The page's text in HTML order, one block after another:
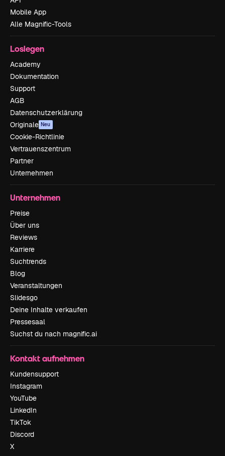
Mobile App
Alle Magnific-Tools
Loslegen
Academy
Dokumentation
Support
AGB
Datenschutzerklärung
Originale Neu
Cookie-Richtlinie
Vertrauenszentrum
Partner
Unternehmen
Unternehmen
Preise
Über uns
Reviews
Karriere
Suchtrends
Blog
Veranstaltungen
Slidesgo
Deine Inhalte verkaufen
Pressesaal
Suchst du nach magnific.ai
Kontakt aufnehmen
Kundensupport
Instagram
YouTube
LinkedIn
TikTok
Discord
X